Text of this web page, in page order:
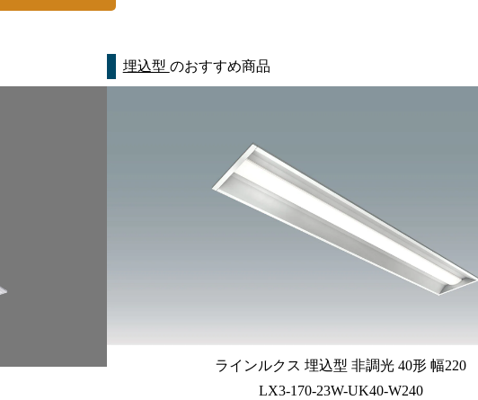
埋込型 のおすすめ商品
ラインルクス 埋込型 非調光 40形 幅220
LX3-170-23W-UK40-W240